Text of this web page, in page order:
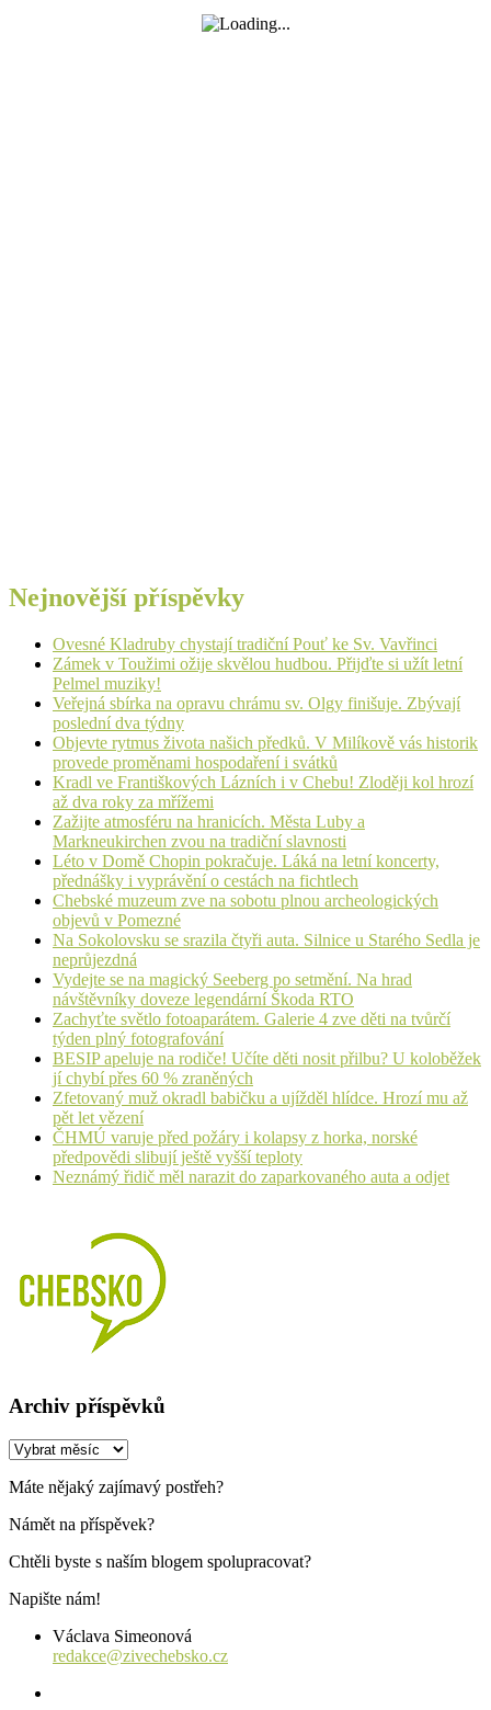
Nejnovější příspěvky
Ovesné Kladruby chystají tradiční Pouť ke Sv. Vavřinci
Zámek v Toužimi ožije skvělou hudbou. Přijďte si užít letní
Pelmel muziky!
Veřejná sbírka na opravu chrámu sv. Olgy finišuje. Zbývají
poslední dva týdny
Objevte rytmus života našich předků. V Milíkově vás historik
provede proměnami hospodaření i svátků
Kradl ve Františkových Lázních i v Chebu! Zloději kol hrozí
až dva roky za mřížemi
Zažijte atmosféru na hranicích. Města Luby a
Markneukirchen zvou na tradiční slavnosti
Léto v Domě Chopin pokračuje. Láká na letní koncerty,
přednášky i vyprávění o cestách na fichtlech
Chebské muzeum zve na sobotu plnou archeologických
objevů v Pomezné
Na Sokolovsku se srazila čtyři auta. Silnice u Starého Sedla je
neprůjezdná
Vydejte se na magický Seeberg po setmění. Na hrad
návštěvníky doveze legendární Škoda RTO
Zachyťte světlo fotoaparátem. Galerie 4 zve děti na tvůrčí
týden plný fotografování
BESIP apeluje na rodiče! Učíte děti nosit přilbu? U koloběžek
jí chybí přes 60 % zraněných
Zfetovaný muž okradl babičku a ujížděl hlídce. Hrozí mu až
pět let vězení
ČHMÚ varuje před požáry i kolapsy z horka, norské
předpovědi slibují ještě vyšší teploty
Neznámý řidič měl narazit do zaparkovaného auta a odjet
Archiv příspěvků
Archiv
Máte nějaký zajímavý postřeh?
Námět na příspěvek?
Chtěli byste s naším blogem spolupracovat?
Napište nám!
Václava Simeonová
redakce@zivechebsko.cz